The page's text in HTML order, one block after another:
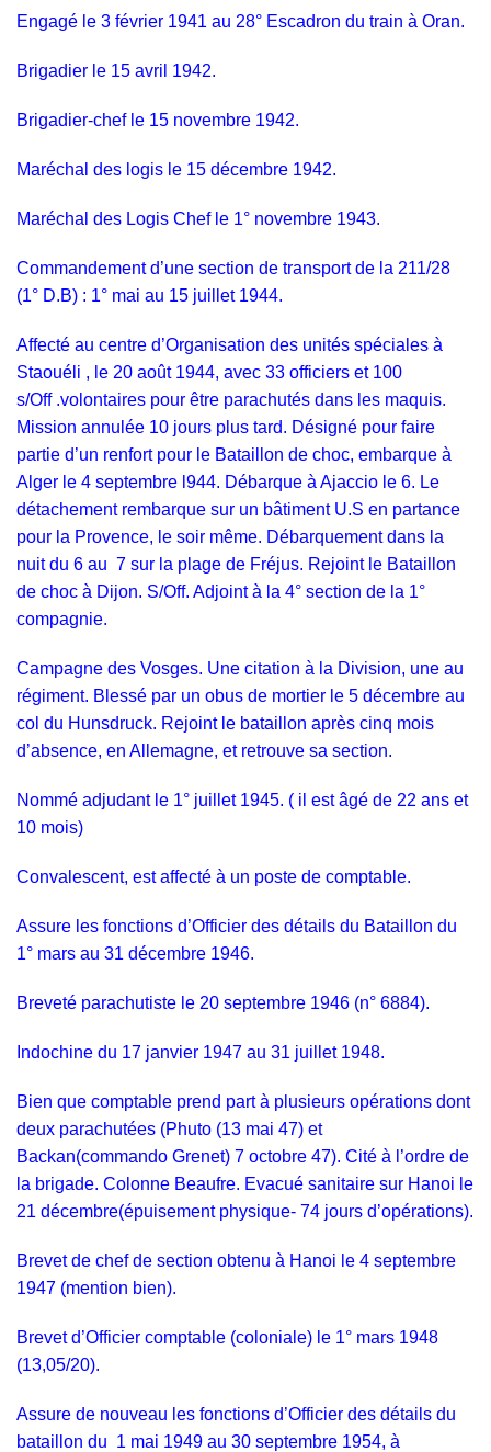
Engagé le 3 février 1941 au 28° Escadron du train à Oran.
Brigadier le 15 avril 1942.
Brigadier-chef le 15 novembre 1942.
Maréchal des logis le 15 décembre 1942.
Maréchal des Logis Chef le 1° novembre 1943.
Commandement d’une section de transport de la 211/28
(1° D.B) : 1° mai au 15 juillet 1944.
Affecté au centre d’Organisation des unités spéciales à
Staouéli , le 20 août 1944, avec 33 officiers et 100
s/Off .volontaires pour être parachutés dans les maquis.
Mission annulée 10 jours plus tard. Désigné pour faire
partie d’un renfort pour le Bataillon de choc, embarque à
Alger le 4 septembre l944. Débarque à Ajaccio le 6. Le
détachement rembarque sur un bâtiment U.S en partance
pour la Provence, le soir même. Débarquement dans la
nuit du 6 au 7 sur la plage de Fréjus. Rejoint le Bataillon
de choc à Dijon. S/Off. Adjoint à la 4° section de la 1°
compagnie.
Campagne des Vosges. Une citation à la Division, une au
régiment. Blessé par un obus de mortier le 5 décembre au
col du Hunsdruck. Rejoint le bataillon après cinq mois
d’absence, en Allemagne, et retrouve sa section.
Nommé adjudant le 1° juillet 1945. ( il est âgé de 22 ans et
10 mois)
Convalescent, est affecté à un poste de comptable.
Assure les fonctions d’Officier des détails du Bataillon du
1° mars au 31 décembre 1946.
Breveté parachutiste le 20 septembre 1946 (n° 6884).
Indochine du 17 janvier 1947 au 31 juillet 1948.
Bien que comptable prend part à plusieurs opérations dont
deux parachutées (Phuto (13 mai 47) et
Backan(commando Grenet) 7 octobre 47). Cité à l’ordre de
la brigade. Colonne Beaufre. Evacué sanitaire sur Hanoi le
21 décembre(épuisement physique- 74 jours d’opérations).
Brevet de chef de section obtenu à Hanoi le 4 septembre
1947 (mention bien).
Brevet d’Officier comptable (coloniale) le 1° mars 1948
(13,05/20).
Assure de nouveau les fonctions d’Officier des détails du
bataillon du 1 mai 1949 au 30 septembre 1954, à